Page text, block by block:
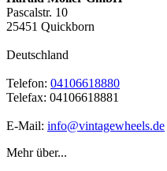
Pascalstr. 10
25451 Quickborn
Deutschland
Telefon: 04106618880
Telefax: 04106618881
E-Mail: info@vintagewheels.de
Mehr über...